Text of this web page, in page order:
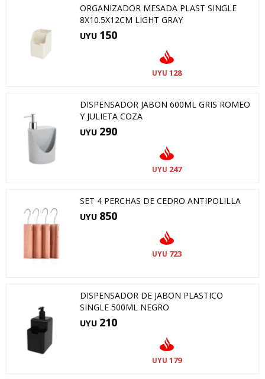
ORGANIZADOR MESADA PLAST SINGLE
8X10.5X12CM LIGHT GRAY
UYU 150
UYU 128
DISPENSADOR JABON 600ML GRIS ROMEO
Y JULIETA COZA
UYU 290
UYU 247
SET 4 PERCHAS DE CEDRO ANTIPOLILLA
UYU 850
UYU 723
DISPENSADOR DE JABON PLASTICO
SINGLE 500ML NEGRO
UYU 210
UYU 179